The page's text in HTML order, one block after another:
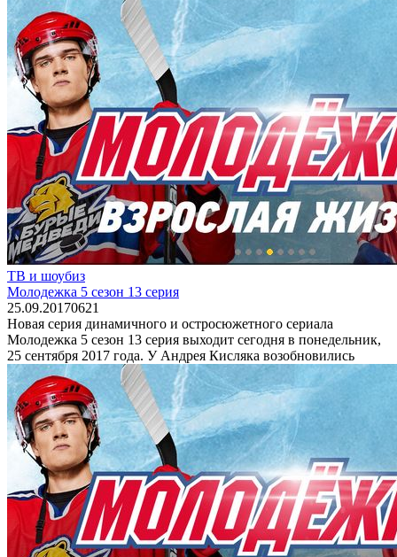
ТВ и шоубиз
Молодежка 5 сезон 13 серия
25.09.20170621
Новая серия динамичного и остросюжетного сериала
Молодежка 5 сезон 13 серия выходит сегодня в понедельник,
25 сентября 2017 года. У Андрея Кисляка возобновились